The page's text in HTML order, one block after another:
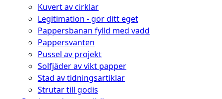
Kuvert av cirklar
Legitimation - gör ditt eget
Pappersbanan fylld med vadd
Pappersvanten
Pussel av projekt
Solfjäder av vikt papper
Stad av tidningsartiklar
Strutar till godis